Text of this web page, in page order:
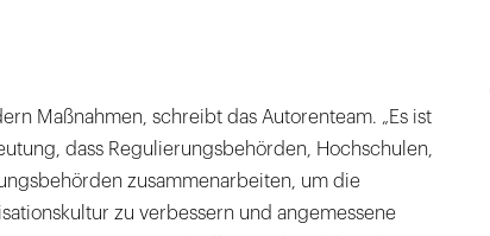
Maßnahmen, schreibt das Autorenteam. „Es ist
dass Regulierungsbehörden, Hochschulen,
zusammenarbeiten, um die
zu verbessern und angemessene